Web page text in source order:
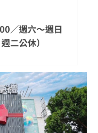
／週六～週日
二公休）